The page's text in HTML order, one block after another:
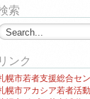
索
リンク
幌市若者支援総合セ
幌市アカシア若者活